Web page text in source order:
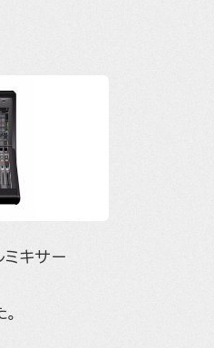
キサー